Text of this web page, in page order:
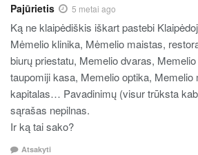
Pajūrietis 5 metai ago
Ką ne klaipėdiškis iškart pastebi
Mėmelio klinika, Mėmelio maistas,
biurų priestatu, Memelio dvaras,
taupomiji kasa, Memelio optika,
kapitalas… Pavadinimų (visur trūksta
sąrašas nepilnas.
Ir ką tai sako?
Atsakyti